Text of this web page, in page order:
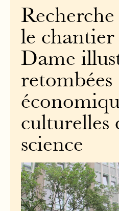
Recherche
le
Dame
retombées
culturelles
science